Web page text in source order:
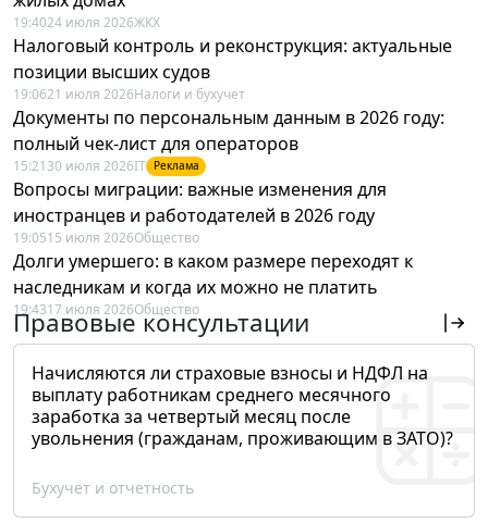
19:4024 июля 2026ЖКХ
Налоговый контроль и реконструкция: актуальные
позиции высших судов
19:0621 июля 2026Налоги и бухучет
Документы по персональным данным в 2026 году:
полный чек-лист для операторов
15:21 30 июля 2026IT Реклама
Вопросы миграции: важные изменения для
иностранцев и работодателей в 2026 году
19:0515 июля 2026Общество
Долги умершего: в каком размере переходят к
наследникам и когда их можно не платить
19:4317 июля 2026Общество
Правовые консультации
Начисляются ли страховые взносы и НДФЛ на
выплату работникам среднего месячного
заработка за четвертый месяц после
увольнения (гражданам, проживающим в ЗАТО)?
Бухучет и отчетность